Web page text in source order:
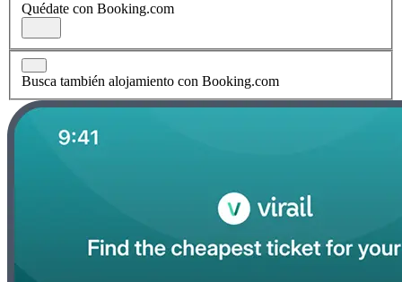
Quédate con Booking.com
Busca también alojamiento con Booking.com